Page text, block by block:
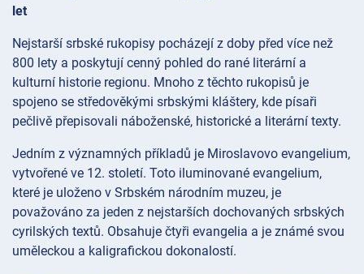
let
Nejstarší srbské rukopisy pocházejí z doby před více než
800 lety a poskytují cenný pohled do rané literární a
kulturní historie regionu. Mnoho z těchto rukopisů je
spojeno se středověkými srbskými kláštery, kde písaři
pečlivě přepisovali náboženské, historické a literární texty.
Jedním z významných příkladů je Miroslavovo evangelium,
vytvořené ve 12. století. Toto iluminované evangelium,
které je uloženo v Srbském národním muzeu, je
považováno za jeden z nejstarších dochovaných srbských
cyrilských textů. Obsahuje čtyři evangelia a je známé svou
uměleckou a kaligrafickou dokonalostí.